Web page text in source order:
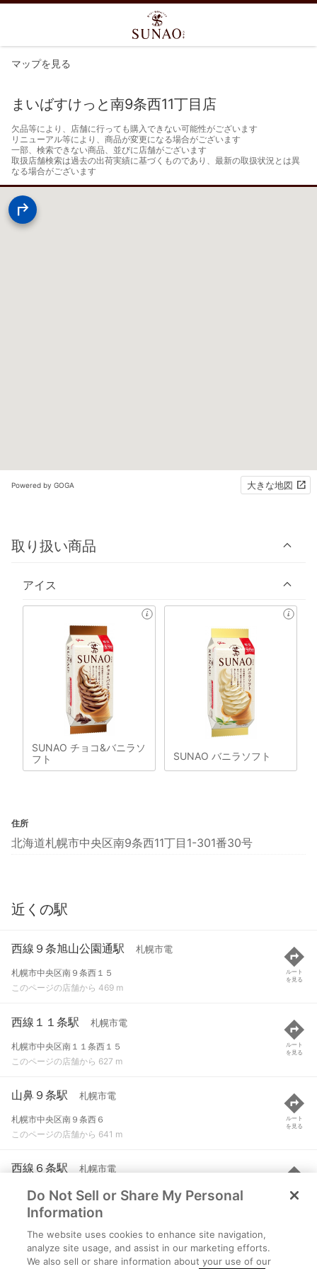
マップを見る
まいばすけっと南9条西11丁目店
欠品等により、店舗に行っても購入できない可能性がございます
リニューアル等により、商品が変更になる場合がございます
一部、検索できない商品、並びに店舗がございます
取扱店舗検索は過去の出荷実績に基づくものであり、最新の取扱状況とは異
なる場合がございます
Powered by GOGA 大きな地図
取り扱い商品
アイス
SUNAO チョコ&バニラソ
フト
SUNAO バニラソフト
住所
北海道札幌市中央区南9条西11丁目1-301番30号
近くの駅
西線９条旭山公園通駅 札幌市電
札幌市中央区南９条西１５
このページの店舗から 469 m
ルート
を見る
西線１１条駅 札幌市電
札幌市中央区南１１条西１５
このページの店舗から 627 m
ルート
を見る
山鼻９条駅 札幌市電
札幌市中央区南９条西６
このページの店舗から 641 m
ルート
を見る
西線６条駅 札幌市電
札幌市中央区南６条西１５
このページの店舗から 661 m
ルート
を見る
東本願寺前駅
札幌市中央区南７条西６
Do Not Sell or Share My Personal
Information
The website uses cookies to enhance site navigation,
analyze site usage, and assist in our marketing efforts.
We also sell or share information about your use of our